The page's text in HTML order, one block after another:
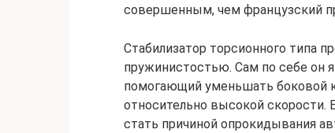
совершенным, чем французский
Стабилизатор торсионного типа
пружинистостью. Сам по себе он
помогающий уменьшать боковой
относительно высокой
стать причиной опрокидывания